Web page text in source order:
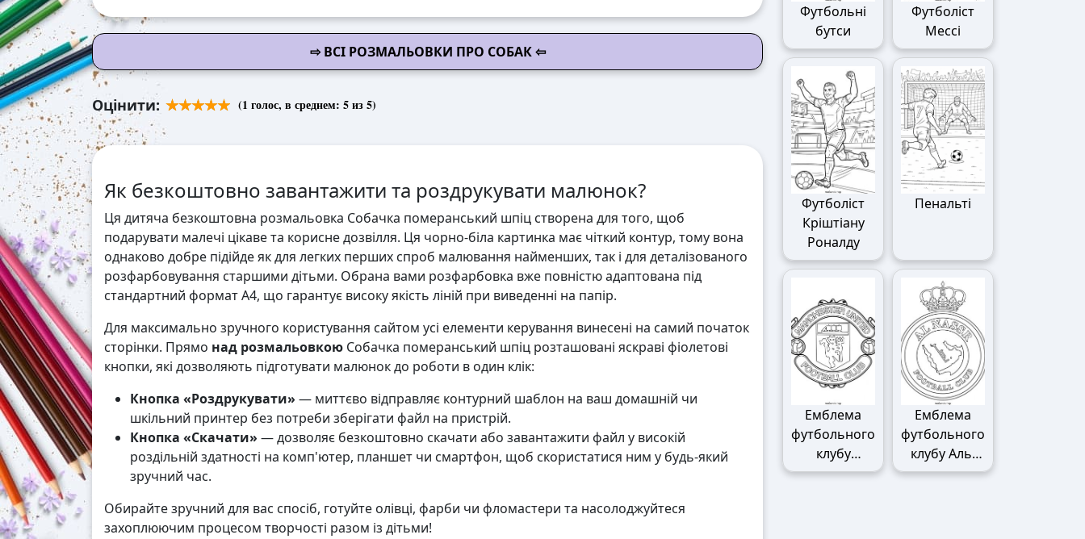
⇨ ВСІ РОЗМАЛЬОВКИ ПРО СОБАК ⇦
Оцінити: (1 голос, в среднем: 5из 5)
Як безкоштовно завантажити та роздрукувати малюнок?
Ця дитяча безкоштовна розмальовка Собачка померанський шпіц створена для того, щоб
подарувати малечі цікаве та корисне дозвілля. Ця чорно-біла картинка має чіткий контур, тому вона
однаково добре підійде як для легких перших спроб малювання найменших, так і для деталізованого
розфарбовування старшими дітьми. Обрана вами розфарбовка вже повністю адаптована під
стандартний формат А4, що гарантує високу якість ліній при виведенні на папір.
Для максимально зручного користування сайтом усі елементи керування винесені на самий початок
сторінки. Прямо над розмальовкою Собачка померанський шпіц розташовані яскраві фіолетові
кнопки, які дозволяють підготувати малюнок до роботи в один клік:
Кнопка «Роздрукувати» — миттєво відправляє контурний шаблон на ваш домашній чи
шкільний принтер без потреби зберігати файл на пристрій.
Кнопка «Скачати» — дозволяє безкоштовно скачати або завантажити файл у високій
роздільній здатності на комп'ютер, планшет чи смартфон, щоб скористатися ним у будь-який
зручний час.
Обирайте зручний для вас спосіб, готуйте олівці, фарби чи фломастери та насолоджуйтеся
захоплюючим процесом творчості разом із дітьми!
Футбольні
бутси
Футболіст
Мессі
Футболіст
Кріштіану
Роналду
Пенальті
Емблема
футбольного
клубу
Манчестер
Емблема
футбольного
клубу Аль-
Наср